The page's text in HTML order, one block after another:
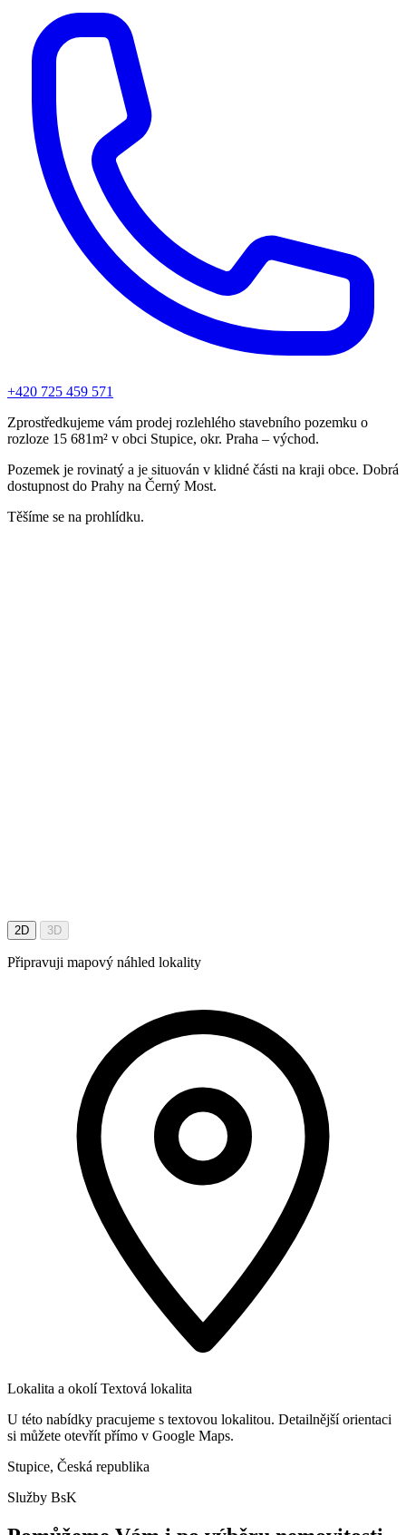
+420 725 459 571
Zprostředkujeme vám prodej rozlehlého stavebního pozemku o
rozloze 15 681m² v obci Stupice, okr. Praha – východ.
Pozemek je rovinatý a je situován v klidné části na kraji obce. Dobrá
dostupnost do Prahy na Černý Most.
Těšíme se na prohlídku.
2D 3D
Připravuji mapový náhled lokality
Lokalita a okolí Textová lokalita
U této nabídky pracujeme s textovou lokalitou. Detailnější orientaci
si můžete otevřít přímo v Google Maps.
Stupice, Česká republika
Služby BsK